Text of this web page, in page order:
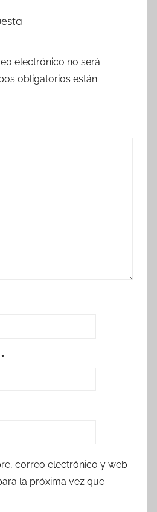
electrónico no será
obligatorios están
*
correo electrónico y web
la próxima vez que